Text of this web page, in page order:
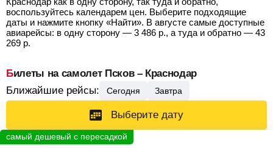
воспользуйтесь календарем цен. Выберите подходящие
даты и нажмите кнопку «Найти». В августе самые доступные
авиарейсы: в одну сторону — 3 486 р., а туда и обратно — 43
269 р.
Билеты на самолет Псков – Краснодар
Ближайшие рейсы:
Сегодня Завтра
Выберите дату